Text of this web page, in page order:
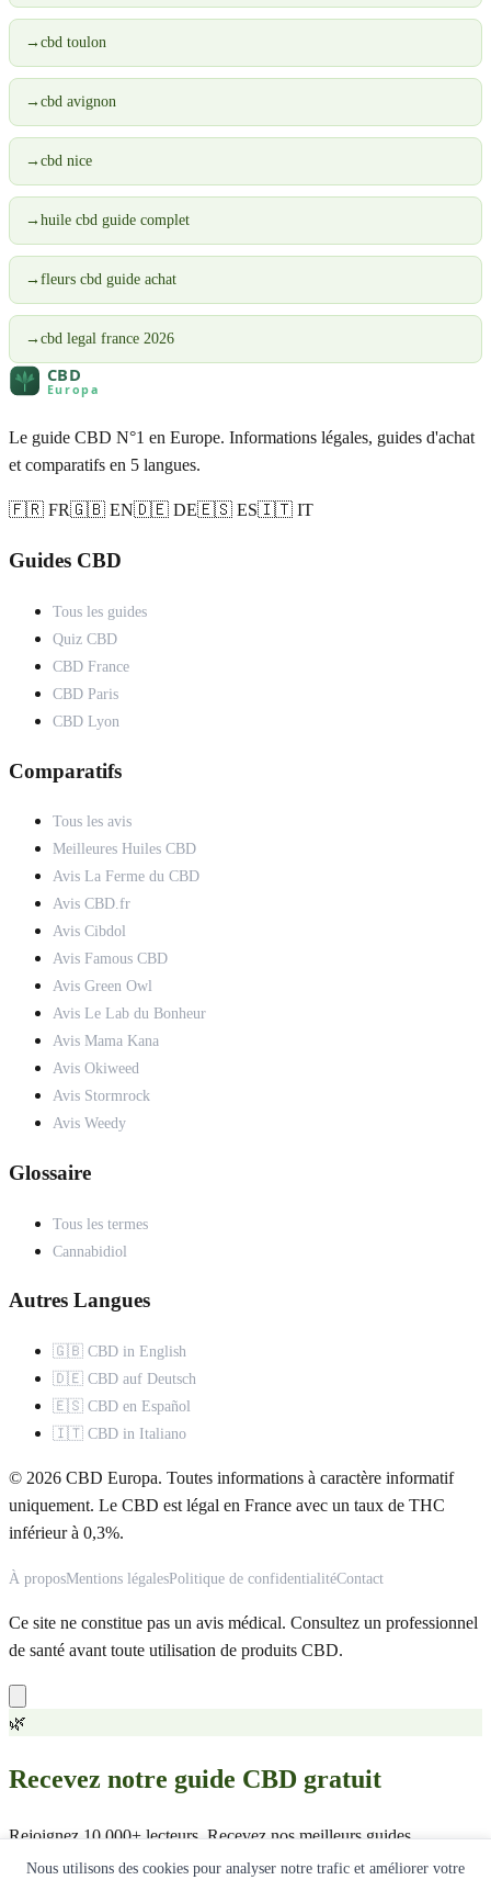
→ cbd toulon
→ cbd avignon
→ cbd nice
→ huile cbd guide complet
→ fleurs cbd guide achat
→ cbd legal france 2026
Le guide CBD N°1 en Europe. Informations légales, guides d'achat
et comparatifs en 5 langues.
🇫🇷 FR🇬🇧 EN🇩🇪 DE🇪🇸 ES🇮🇹 IT
Guides CBD
Tous les guides
Quiz CBD
CBD France
CBD Paris
CBD Lyon
Comparatifs
Tous les avis
Meilleures Huiles CBD
Avis La Ferme du CBD
Avis CBD.fr
Avis Cibdol
Avis Famous CBD
Avis Green Owl
Avis Le Lab du Bonheur
Avis Mama Kana
Avis Okiweed
Avis Stormrock
Avis Weedy
Glossaire
Tous les termes
Cannabidiol
Autres Langues
🇬🇧 CBD in English
🇩🇪 CBD auf Deutsch
🇪🇸 CBD en Español
🇮🇹 CBD in Italiano
© 2026 CBD Europa. Toutes informations à caractère informatif
uniquement. Le CBD est légal en France avec un taux de THC
inférieur à 0,3%.
À proposMentions légalesPolitique de confidentialitéContact
Ce site ne constitue pas un avis médical. Consultez un professionnel
de santé avant toute utilisation de produits CBD.
🌿
Recevez notre guide CBD gratuit
Rejoignez 10 000+ lecteurs. Recevez nos meilleurs guides,
comparatifs et offres exclusives.
Nous utilisons des cookies pour analyser notre trafic et améliorer votre